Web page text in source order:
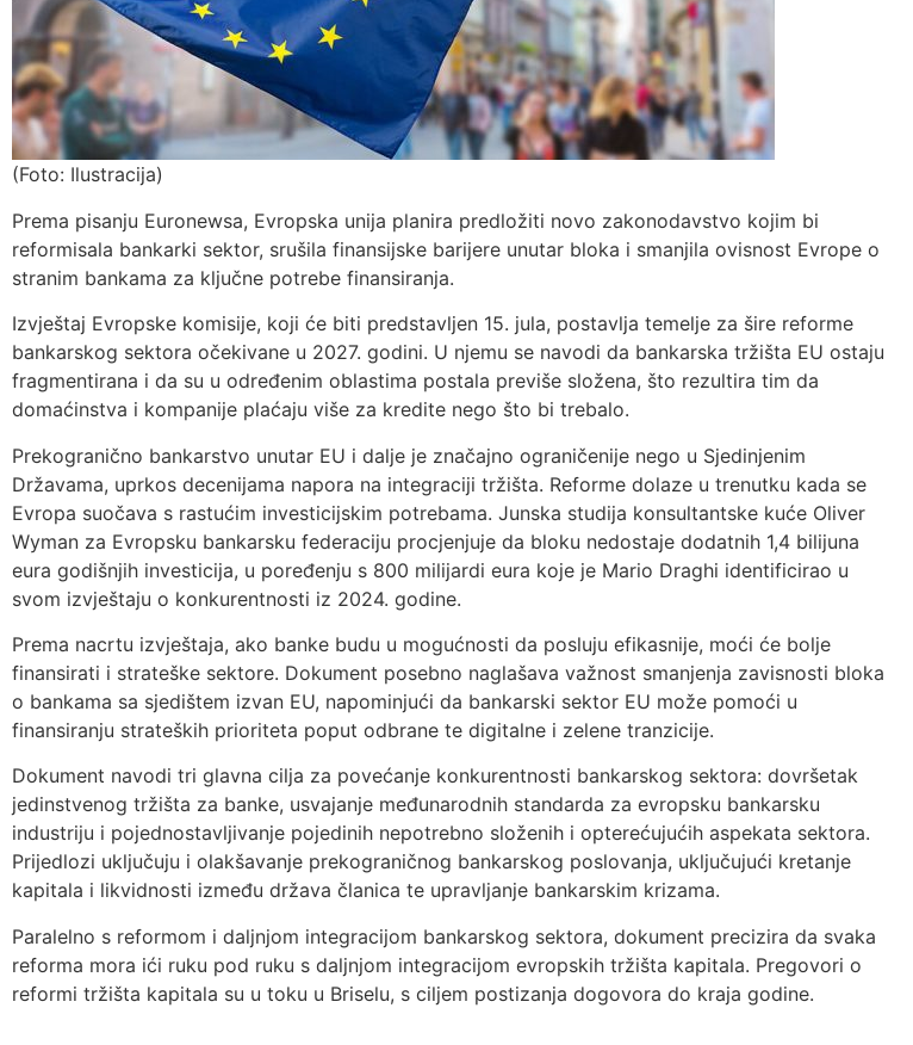
(Foto: Ilustracija)
Prema pisanju Euronewsa, Evropska unija planira predložiti novo zakonodavstvo kojim bi
reformisala bankarki sektor, srušila finansijske barijere unutar bloka i smanjila ovisnost Evrope o
stranim bankama za ključne potrebe finansiranja.
Izvještaj Evropske komisije, koji će biti predstavljen 15. jula, postavlja temelje za šire reforme
bankarskog sektora očekivane u 2027. godini. U njemu se navodi da bankarska tržišta EU ostaju
fragmentirana i da su u određenim oblastima postala previše složena, što rezultira tim da
domaćinstva i kompanije plaćaju više za kredite nego što bi trebalo.
Prekogranično bankarstvo unutar EU i dalje je značajno ograničenije nego u Sjedinjenim
Državama, uprkos decenijama napora na integraciji tržišta. Reforme dolaze u trenutku kada se
Evropa suočava s rastućim investicijskim potrebama. Junska studija konsultantske kuće Oliver
Wyman za Evropsku bankarsku federaciju procjenjuje da bloku nedostaje dodatnih 1,4 bilijuna
eura godišnjih investicija, u poređenju s 800 milijardi eura koje je Mario Draghi identificirao u
svom izvještaju o konkurentnosti iz 2024. godine.
Prema nacrtu izvještaja, ako banke budu u mogućnosti da posluju efikasnije, moći će bolje
finansirati i strateške sektore. Dokument posebno naglašava važnost smanjenja zavisnosti bloka
o bankama sa sjedištem izvan EU, napominjući da bankarski sektor EU može pomoći u
finansiranju strateških prioriteta poput odbrane te digitalne i zelene tranzicije.
Dokument navodi tri glavna cilja za povećanje konkurentnosti bankarskog sektora: dovršetak
jedinstvenog tržišta za banke, usvajanje međunarodnih standarda za evropsku bankarsku
industriju i pojednostavljivanje pojedinih nepotrebno složenih i opterećujućih aspekata sektora.
Prijedlozi uključuju i olakšavanje prekograničnog bankarskog poslovanja, uključujući kretanje
kapitala i likvidnosti između država članica te upravljanje bankarskim krizama.
Paralelno s reformom i daljnjom integracijom bankarskog sektora, dokument precizira da svaka
reforma mora ići ruku pod ruku s daljnjom integracijom evropskih tržišta kapitala. Pregovori o
reformi tržišta kapitala su u toku u Briselu, s ciljem postizanja dogovora do kraja godine.